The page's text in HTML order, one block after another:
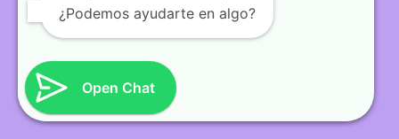
¿Podemos ayudarte en algo?
Open Chat